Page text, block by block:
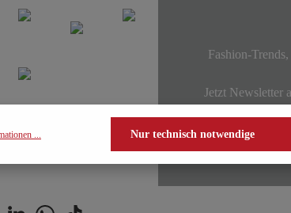
Fashion-
Jetzt Newsletter
... Nur technisch notwendige